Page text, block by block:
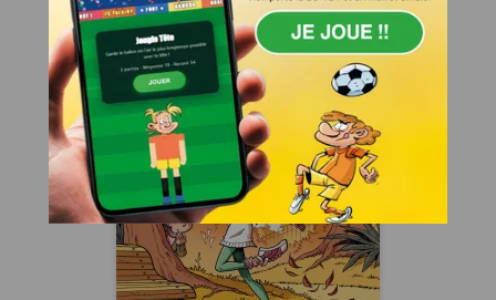
Studio Danse -
Poche
Tome 05
Date de parution :
17/11/2021
Un roman jeunesse qui mène
la danse !
Autres tomes
JE JOUE !